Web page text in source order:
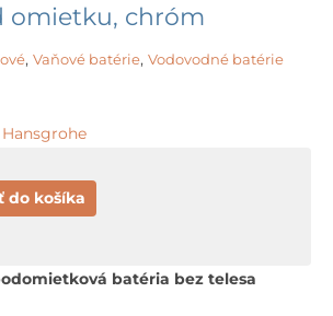
omietku, chróm
, Vaňové batérie, Vodovodné batérie
Hansgrohe
do košíka
batéria bez telesa